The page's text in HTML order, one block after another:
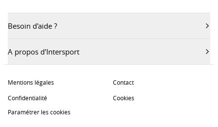
Besoin d'aide ?
A propos d'Intersport
Mentions légales
Contact
Confidentialité
Cookies
Paramétrer les cookies